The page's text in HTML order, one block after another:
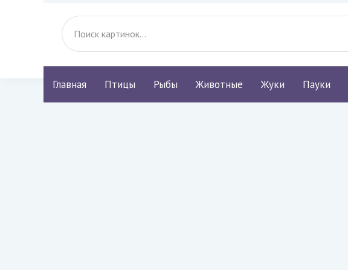
Главная Птицы Рыбы Животные Жуки Пауки